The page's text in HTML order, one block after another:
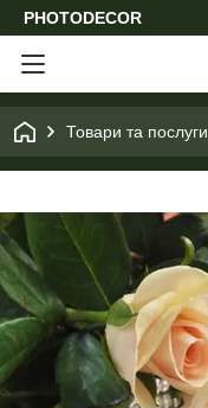
PHOTODECOR
Товари та послуги